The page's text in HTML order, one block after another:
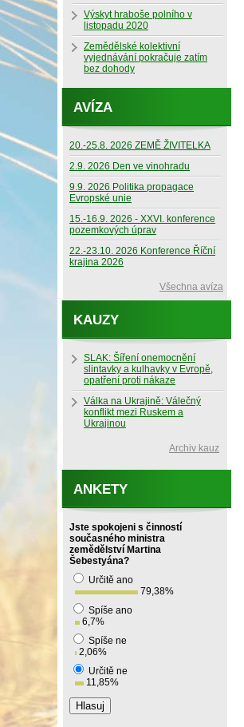
Výskyt hraboše polního v
listopadu 2020
Zemědělské kolektivní
vyjednávání pokračuje zatím
bez dohody
AVÍZA
20.-25.8. 2026 ZEMĚ ŽIVITELKA
2.9. 2026 Den ve vinohradu
9.9. 2026 Politika propagace
Evropské unie
15.-16.9. 2026 - XXVI. konference
pozemkových úprav
22.-23.10. 2026 Konference Říční
krajina 2026
Všechna avíza
KAUZY
SLAK: Šíření onemocnění
slintavky a kulhavky v Evropě,
opatření proti nákaze
Válka na Ukrajině: Válečný
konflikt mezi Ruskem a
Ukrajinou
Archiv kauz
ANKETY
Jste spokojeni s činností
současného ministra
zemědělství Martina
Šebestyána?
Určitě ano
79,38%
Spíše ano
6,7%
Spíše ne
2,06%
Určitě ne
11,85%